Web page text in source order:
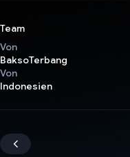
Team
Von
BaksoTerbang
Von
Indonesien